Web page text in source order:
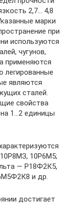
2,7… 4,8
марки
при
используются
чугунов,
применяются
легированные
являются
сталей.
свойства
1…2 единицы
10Р6М5;
— Р18Ф2К5,
и др.
достигает